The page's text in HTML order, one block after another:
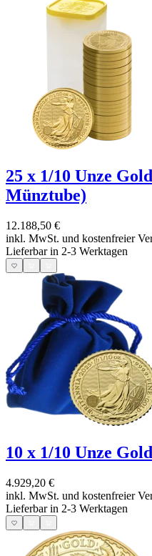
25 x 1/10 Unze
Münztube)
12.188,50 €
inkl. MwSt. und kostenfreier
Lieferbar in 2-3 Werktagen
10 x 1/10 Unze
4.929,20 €
inkl. MwSt. und kostenfreier
Lieferbar in 2-3 Werktagen